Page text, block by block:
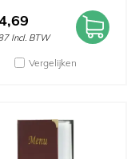
Incl. BTW
Vergelijken